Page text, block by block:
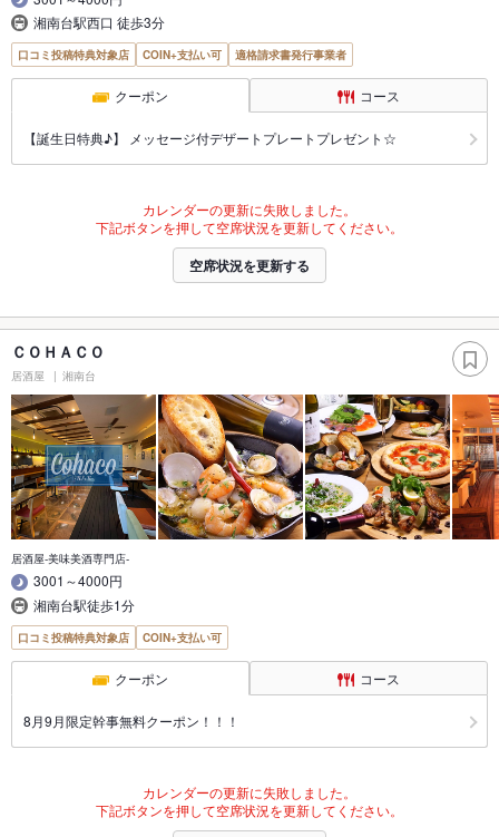
湘南台駅西口 徒歩3分
口コミ投稿特典対象店 COIN+支払い可 適格請求書発行事業者
クーポン コース
【誕生日特典♪】 メッセージ付デザートプレートプレゼント☆
カレンダーの更新に失敗しました。
下記ボタンを押して空席状況を更新してください。
空席状況を更新する
ＣＯＨＡＣＯ
居酒屋 湘南台
居酒屋-美味美酒専門店-
3001～4000円
湘南台駅徒歩1分
口コミ投稿特典対象店 COIN+支払い可
クーポン コース
8月9月限定幹事無料クーポン！！！
カレンダーの更新に失敗しました。
下記ボタンを押して空席状況を更新してください。